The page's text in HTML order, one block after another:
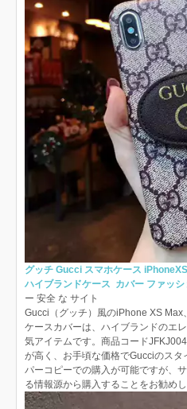
グッチ Gucci スマホケース
ハイブランドケース カバー ファッ
ー 安全 な サイト
Gucci（グッチ）風のiPhone XS
ケースカバーは、ハイブランドのエ
気アイテムです。商品コード
が高く、お手頃な価格でGucciのス
パーコピーでの購入が可能ですが、
る情報源から購入することをお勧めし